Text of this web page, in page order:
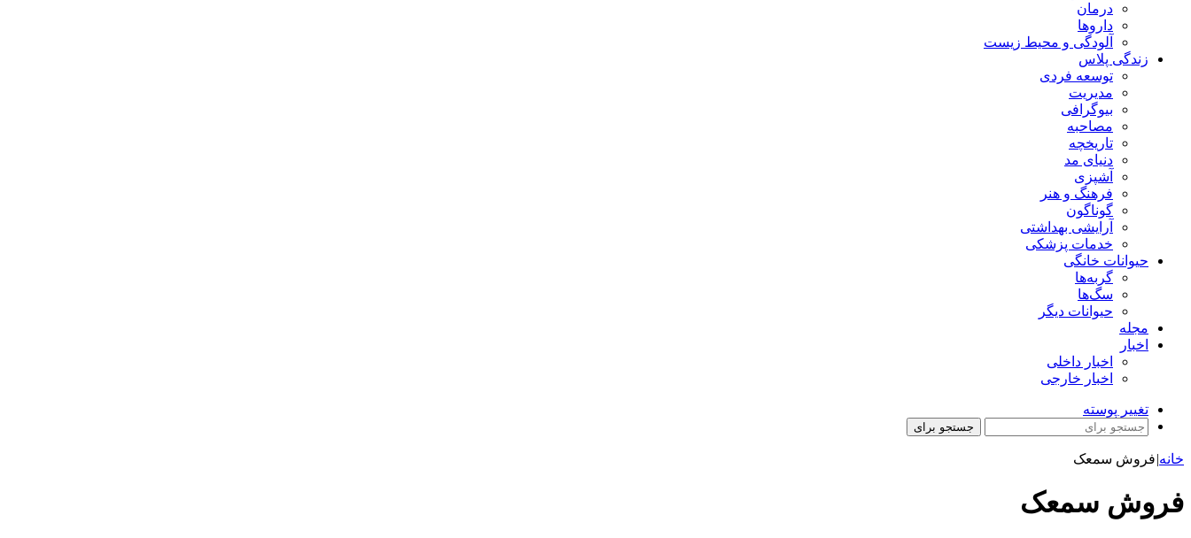
درمان
داروها
آلودگی و محیط زیست
زندگی پلاس
توسعه فردی
مدیریت
بیوگرافی
مصاحبه
تاریخچه
دنیای مد
آشپزی
فرهنگ و هنر
گوناگون
آرایشی بهداشتی
خدمات پزشکی
حیوانات خانگی
گربه‌ها
سگ‌ها
حیوانات دیگر
مجله
اخبار
اخبار داخلی
اخبار خارجی
تغییر پوسته
جستجو برای
خانه|فروش سمعک
فروش سمعک